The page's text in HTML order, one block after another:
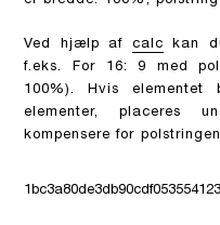
Ved hjælp af calc kan
f.eks. For 16: 9 med
100%). Hvis elementet
elementer, placeres
kompensere for